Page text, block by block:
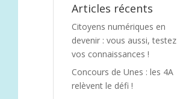
Articles récents
Citoyens numériques en
devenir : vous aussi, testez
vos connaissances !
Concours de Unes : les 4A
relèvent le défi !